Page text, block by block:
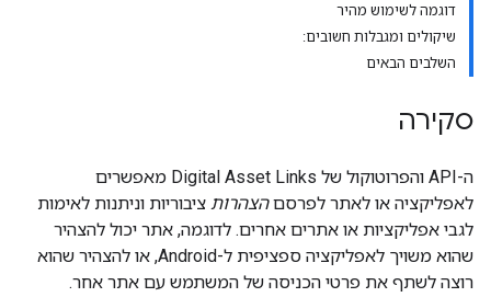
דוגמה לשימוש מהיר
שיקולים ומגבלות חשובים:
השלבים הבאים
סקירה
ה-API והפרוטוקול של Digital Asset Links מאפשרים
לאפליקציה או לאתר לפרסםהצהרות ציבוריות וניתנות לאימות
לגבי אפליקציות או אתרים אחרים. לדוגמה, אתר יכול להצהיר
שהוא משויך לאפליקציה ספציפית ל-Android, או להצהיר שהוא
רוצה לשתף את פרטי הכניסה של המשתמש עם אתר אחר.